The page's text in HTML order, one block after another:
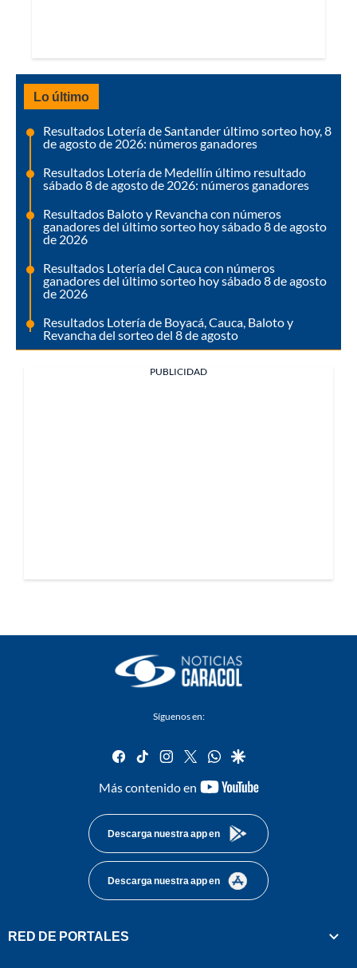
Lo último
Resultados Lotería de Santander último sorteo hoy, 8
de agosto de 2026: números ganadores
Resultados Lotería de Medellín último resultado
sábado 8 de agosto de 2026: números ganadores
Resultados Baloto y Revancha con números
ganadores del último sorteo hoy sábado 8 de agosto
de 2026
Resultados Lotería del Cauca con números
ganadores del último sorteo hoy sábado 8 de agosto
de 2026
Resultados Lotería de Boyacá, Cauca, Baloto y
Revancha del sorteo del 8 de agosto
PUBLICIDAD
Síguenos en:
facebook
tiktok instagram
twitterwhatsapp
google
Más contenido en
youtube-
Descarga nuestra app en
Descarga nuestra app en
RED DE PORTALES